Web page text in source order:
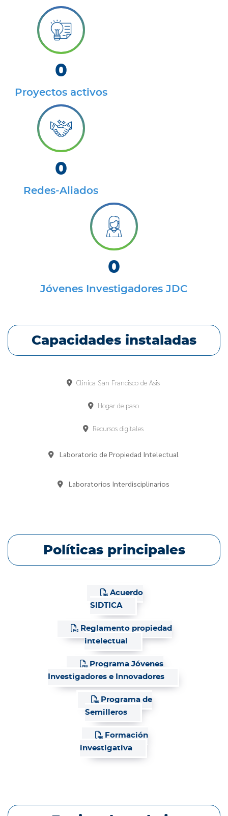
0
Proyectos activos
0
Redes-Aliados
0
Jóvenes Investigadores JDC
Capacidades instaladas
Clinica San Francisco de Asis
Hogar de paso
Recursos digitales
Laboratorio de Propiedad Intelectual
Laboratorios Interdisciplinarios
Políticas principales
Acuerdo
SIDTICA
Reglamento propiedad
intelectual
Programa Jóvenes
Investigadores e Innovadores
Programa de
Semilleros
Formación
investigativa